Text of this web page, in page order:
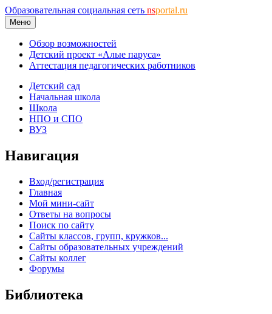
Образовательная социальная сеть nsportal.ru
Меню
Обзор возможностей
Детский проект «Алые паруса»
Аттестация педагогических работников
Детский сад
Начальная школа
Школа
НПО и СПО
ВУЗ
Навигация
Вход/регистрация
Главная
Мой мини-сайт
Ответы на вопросы
Поиск по сайту
Сайты классов, групп, кружков...
Сайты образовательных учреждений
Сайты коллег
Форумы
Библиотека